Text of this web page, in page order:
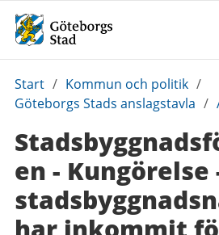
Du
är
Start / Kommun och politik /
Göteborgs Stads anslagstavla /
en - Kungörelse